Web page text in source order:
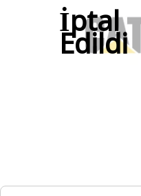
İptal
Edildi